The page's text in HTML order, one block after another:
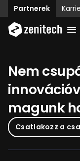
Partnerek
Nem
magunk
Csatlakozz a